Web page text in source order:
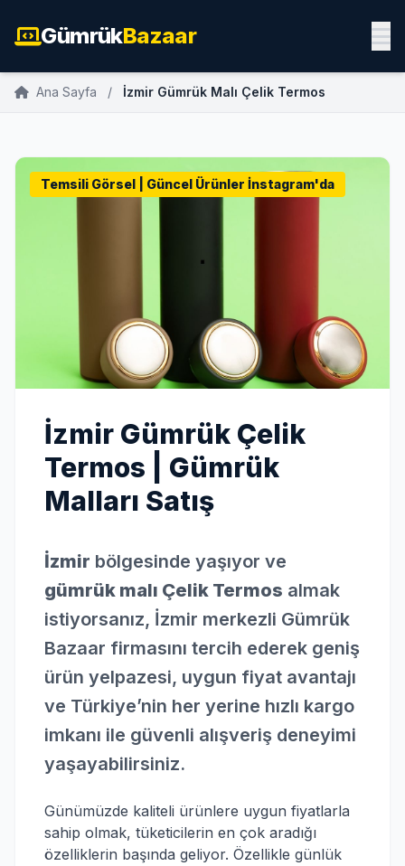
GümrükBazaar
Ana Sayfa / İzmir Gümrük Malı Çelik Termos
Temsili Görsel | Güncel Ürünler İnstagram'da
İzmir Gümrük Çelik
Termos | Gümrük
Malları Satış
İzmir bölgesinde yaşıyor ve
gümrük malı Çelik Termos almak
istiyorsanız, İzmir merkezli Gümrük
Bazaar firmasını tercih ederek geniş
ürün yelpazesi, uygun fiyat avantajı
ve Türkiye’nin her yerine hızlı kargo
imkanı ile güvenli alışveriş deneyimi
yaşayabilirsiniz.
Günümüzde kaliteli ürünlere uygun fiyatlarla
sahip olmak, tüketicilerin en çok aradığı
özelliklerin başında geliyor. Özellikle günlük